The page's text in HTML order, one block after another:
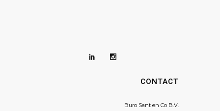
CONTACT
Buro Sant en Co B.V.